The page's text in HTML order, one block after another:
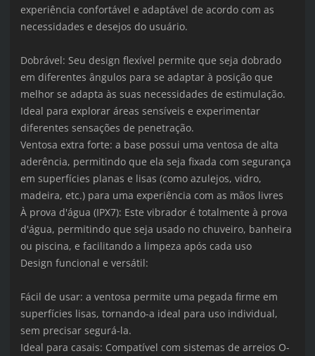
experiência confortável e adaptável de acordo com as
necessidades e desejos do usuário.
Dobrável: Seu design flexível permite que seja dobrado
em diferentes ângulos para se adaptar à posição que
melhor se adapta às suas necessidades de estimulação.
Ideal para explorar áreas sensíveis e experimentar
diferentes sensações de penetração.
Ventosa extra forte: a base possui uma ventosa de alta
aderência, permitindo que ela seja fixada com segurança
em superfícies planas e lisas (como azulejos, vidro,
madeira, etc.) para uma experiência com as mãos livres
À prova d'água (IPX7): Este vibrador é totalmente à prova
d'água, permitindo que seja usado no chuveiro, banheira
ou piscina, e facilitando a limpeza após cada uso
Design funcional e versátil:
Fácil de usar: a ventosa permite uma pegada firme em
superfícies lisas, tornando-a ideal para uso individual,
sem precisar segurá-la.
Ideal para casais: Compatível com sistemas de arreios O-